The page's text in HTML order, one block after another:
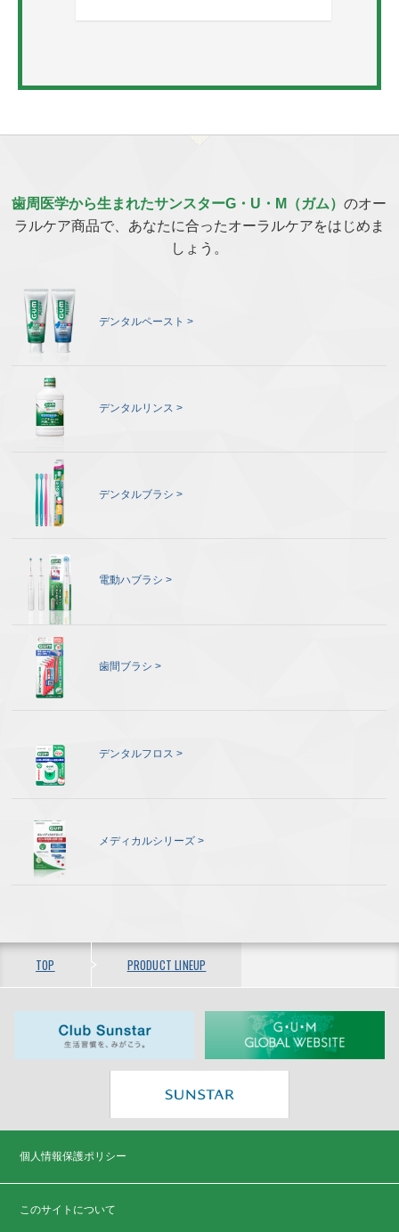
歯周医学から生まれたサンスターG・U・M（ガム）のオー
ラルケア商品で、あなたに合ったオーラルケアをはじめま
しょう。
デンタルペースト
デンタルリンス
デンタルブラシ
電動ハブラシ
歯間ブラシ
デンタルフロス
メディカルシリーズ
TOP PRODUCT LINEUP
個人情報保護ポリシー
このサイトについて